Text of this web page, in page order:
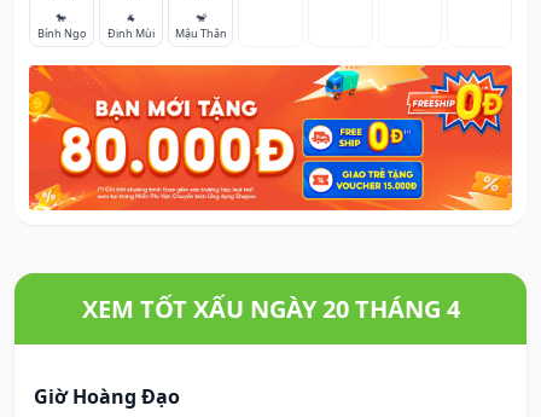
🐎
Bính Ngọ
🐐
Đinh Mùi
🐒
Mậu Thân
XEM TỐT XẤU NGÀY 20 THÁNG 4
Giờ Hoàng Đạo